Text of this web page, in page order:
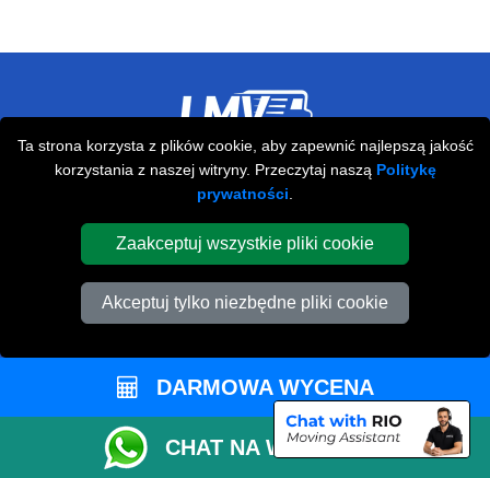
Ta strona korzysta z plików cookie, aby zapewnić najlepszą jakość
korzystania z naszej witryny. Przeczytaj naszą Politykę
prywatności
Zaakceptuj wszystkie pliki cookie
Akceptuj tylko niezbędne pliki cookie
Przeprowadzki Londyn
673 Seven Sisters Road
N15 5LA London,UK
+44 208 099 9173
STREFA KLIENTA
Kontakt
DARMOWA WYCENA
CHAT NA WHATSAPP